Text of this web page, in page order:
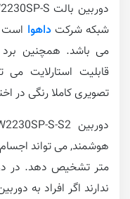
شبکه شرکتداهوا
می باشد. همچنین برد
قابلیت استارلایت
تصویری کاملا رنگی در
متر تشخیص دهد. در
ندارند اگر افراد به